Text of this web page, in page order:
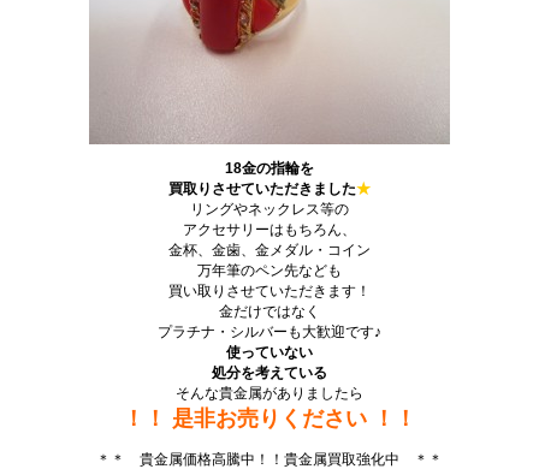
18金の指輪を
買取りさせていただきました★
リングやネックレス等の
アクセサリーはもちろん、
金杯、金歯、金メダル・コイン
万年筆のペン先なども
買い取りさせていただきます！
金だけではなく
プラチナ・シルバーも大歓迎です♪
使っていない
処分を考えている
そんな貴金属がありましたら
！！ 是非お売りください ！！
＊＊ 貴金属価格高騰中！！貴金属買取強化中 ＊＊